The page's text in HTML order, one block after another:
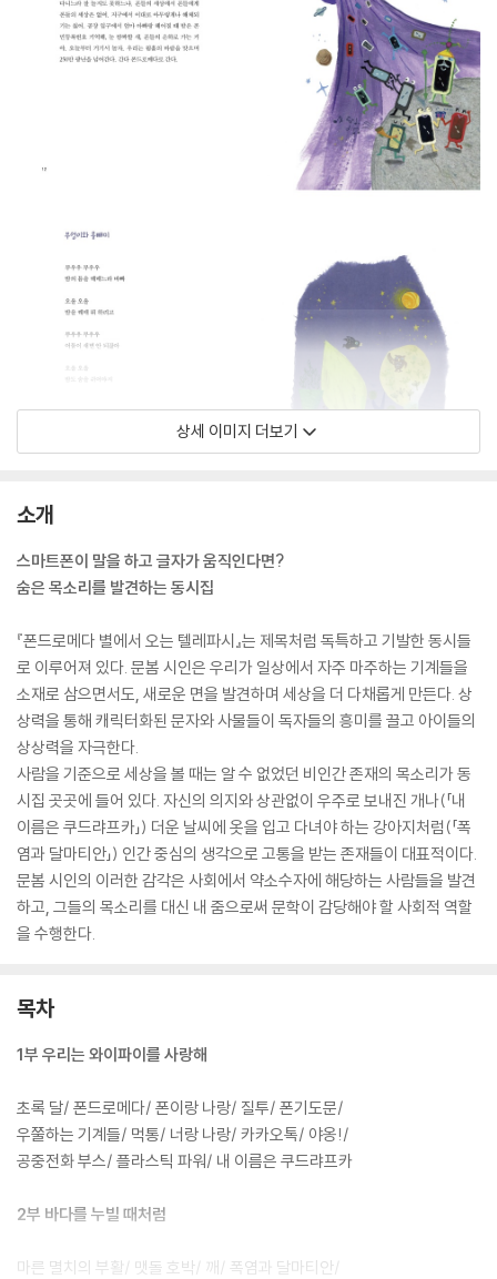
상세 이미지 더보기
소개
스마트폰이 말을 하고 글자가 움직인다면?
숨은 목소리를 발견하는 동시집
『폰드로메다 별에서 오는 텔레파시』는 제목처럼 독특하고 기발한 동시들
로 이루어져 있다. 문봄 시인은 우리가 일상에서 자주 마주하는 기계들을
소재로 삼으면서도, 새로운 면을 발견하며 세상을 더 다채롭게 만든다. 상
상력을 통해 캐릭터화된 문자와 사물들이 독자들의 흥미를 끌고 아이들의
상상력을 자극한다.
사람을 기준으로 세상을 볼 때는 알 수 없었던 비인간 존재의 목소리가 동
시집 곳곳에 들어 있다. 자신의 의지와 상관없이 우주로 보내진 개나(「내
이름은 쿠드랴프카」) 더운 날씨에 옷을 입고 다녀야 하는 강아지처럼(「폭
염과 달마티안」) 인간 중심의 생각으로 고통을 받는 존재들이 대표적이다.
문봄 시인의 이러한 감각은 사회에서 약소수자에 해당하는 사람들을 발견
하고, 그들의 목소리를 대신 내 줌으로써 문학이 감당해야 할 사회적 역할
을 수행한다.
목차
1부 우리는 와이파이를 사랑해
초록 달/ 폰드로메다/ 폰이랑 나랑/ 질투/ 폰기도문/
우쭐하는 기계들/ 먹통/ 너랑 나랑/ 카카오톡/ 야옹!/
공중전화 부스/ 플라스틱 파워/ 내 이름은 쿠드랴프카
2부 바다를 누빌 때처럼
마른 멸치의 부활/ 맷돌 호박/ 깨/ 폭염과 달마티안/